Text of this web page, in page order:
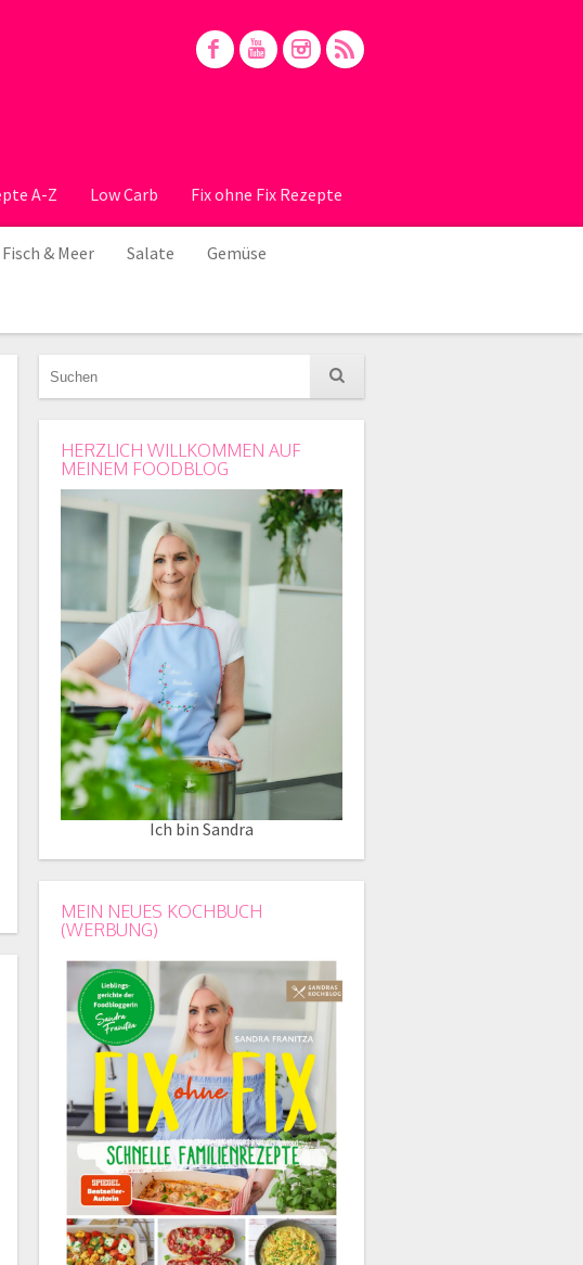
A-Z Low Carb Fix ohne Fix Rezepte
Fisch & Meer Salate Gemüse
HERZLICH WILLKOMMEN AUF
MEINEM FOODBLOG
Ich bin Sandra
MEIN NEUES KOCHBUCH
(WERBUNG)